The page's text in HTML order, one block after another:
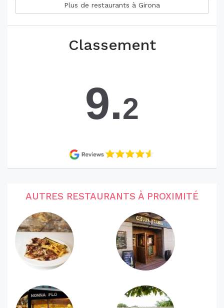
Plus de restaurants à Girona
Classement
9.2
AUTRES RESTAURANTS À PROXIMITÉ